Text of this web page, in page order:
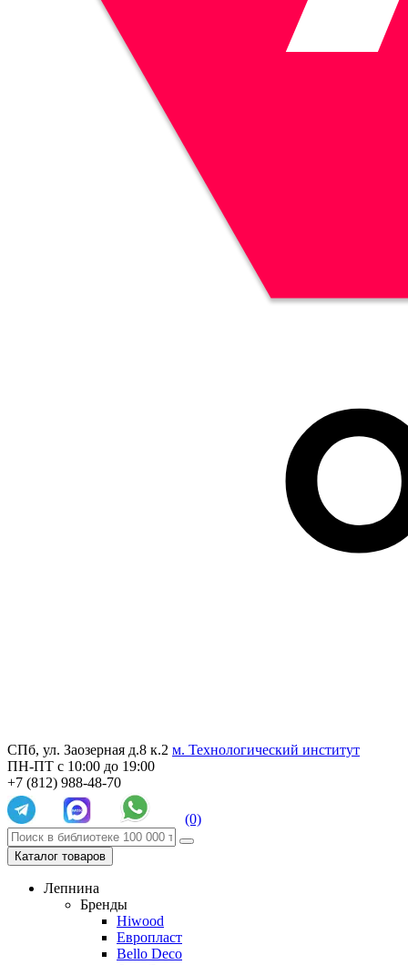
СПб, ул. Заозерная д.8 к.2 м. Технологический институт
ПН-ПТ с 10:00 до 19:00
+7 (812) 988-48-70
(0)
Каталог товаров
Лепнина
Бренды
Hiwood
Европласт
Bello Deco